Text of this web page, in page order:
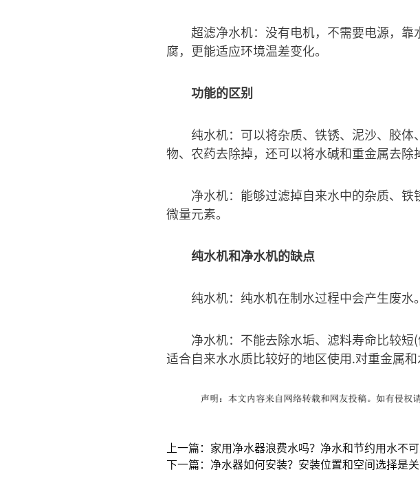
超滤净水机：没有电机，不需要电源，
腐，更能适应环境温差变化。
功能的区别
纯水机：可以将杂质、铁锈、泥沙、胶
物、农药去除掉，还可以将水碱和重金属去除
净水机：能够过滤掉自来水中的杂质、
微量元素。
纯水机和净水机的缺点
纯水机：纯水机在制水过程中会产生废水。
净水机：不能去除水垢、滤料寿命比较
适合自来水水质比较好的地区使用.对重金属和
上一篇：家用净水器浪费水吗？净水和节约用水不可
下一篇：净水器如何安装？安装位置和空间选择是